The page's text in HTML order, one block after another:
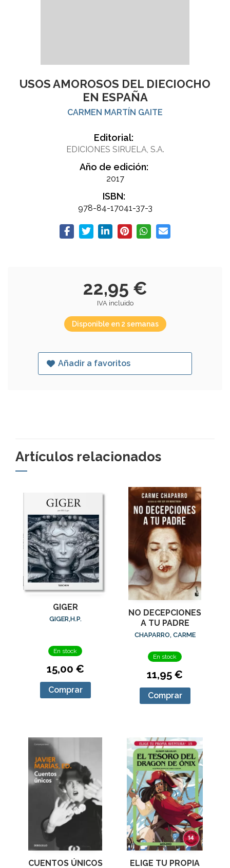
USOS AMOROSOS DEL DIECIOCHO
EN ESPAÑA
CARMEN MARTÍN GAITE
Editorial:
EDICIONES SIRUELA, S.A.
Año de edición:
2017
ISBN:
978-84-17041-37-3
22,95 €
IVA incluido
Disponible en 2 semanas
Añadir a favoritos
Artículos relacionados
GIGER
GIGER,H.P.
En stock
15,00 €
Comprar
NO DECEPCIONES
A TU PADRE
CHAPARRO, CARME
En stock
11,95 €
Comprar
CUENTOS ÚNICOS
ELIGE TU PROPIA